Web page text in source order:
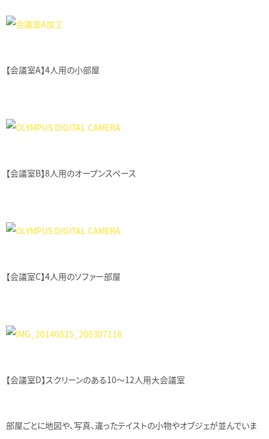
【会議室A】4人用の小部屋
【会議室B】8人用のオープンスペース
【会議室C】4人用のソファー部屋
【会議室D】スクリーンのある10～12人用大会議室
部屋ごとに地図や、写真、違ったテイストの小物やオブジェが並んでいま